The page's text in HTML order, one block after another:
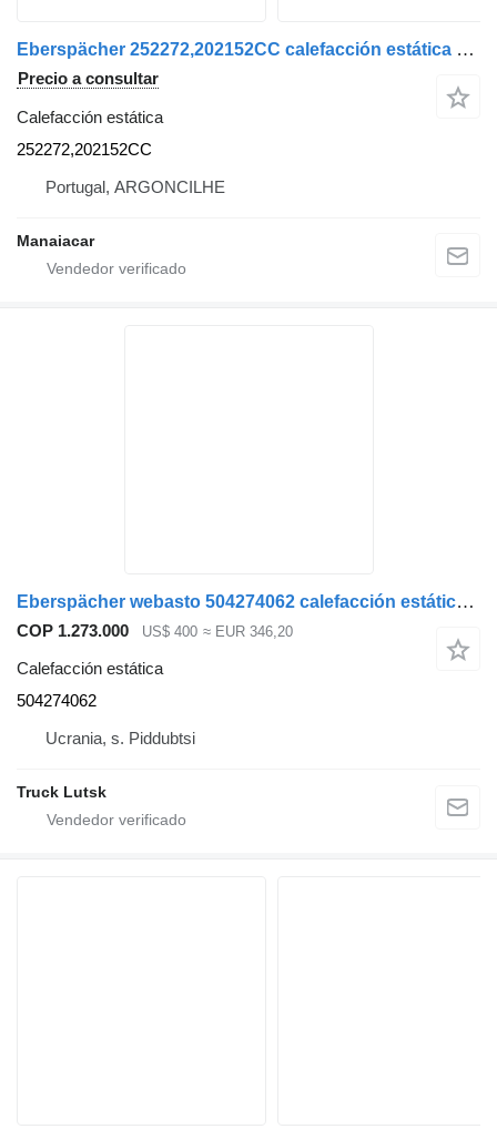
Eberspächer 252272,202152CC calefacción estática para DAF XF 105 | 05 cabeza tractora
Precio a consultar
Calefacción estática
252272,202152CC
Portugal, ARGONCILHE
Manaiacar
Eberspächer webasto 504274062 calefacción estática para IVECO Stralis cabeza tractora
COP 1.273.000 US$ 400 ≈ EUR 346,20
Calefacción estática
504274062
Ucrania, s. Piddubtsi
Truck Lutsk